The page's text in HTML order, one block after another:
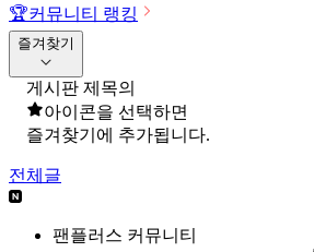
🏆커뮤니티 랭킹
즐겨찾기
게시판 제목의
아이콘을 선택하면
즐겨찾기에 추가됩니다.
전체글
팬플러스 커뮤니티